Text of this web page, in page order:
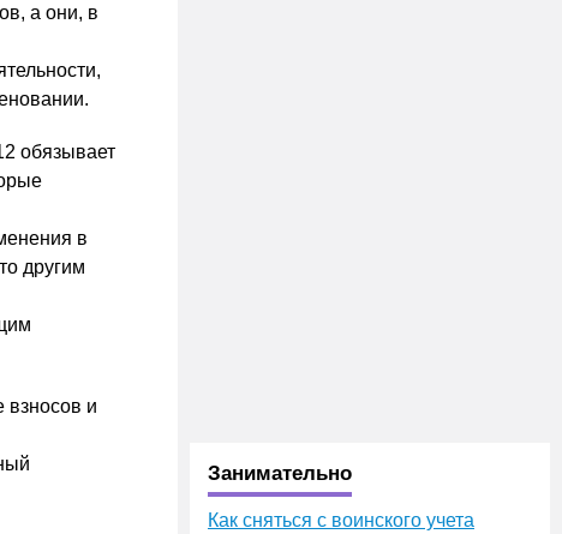
а они, в
обязывает
в
другим
и
Занимательно
Как сняться с воинского учета